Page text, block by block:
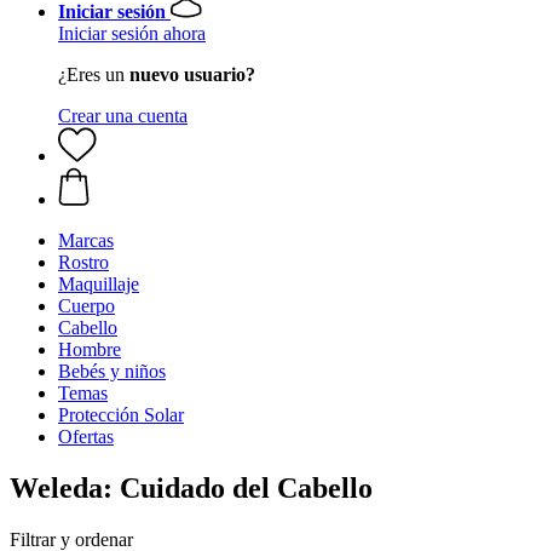
Iniciar sesión
Iniciar sesión ahora
¿Eres un nuevo usuario?
Crear una cuenta
Marcas
Rostro
Maquillaje
Cuerpo
Cabello
Hombre
Bebés y niños
Temas
Protección Solar
Ofertas
Weleda: Cuidado del Cabello
Filtrar y ordenar